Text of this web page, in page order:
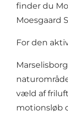
finder du
Moesgaard
For den
væld af
motionsløb